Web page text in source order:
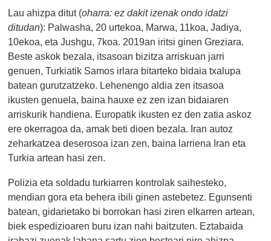
Lau ahizpa ditut (oharra: ez dakit izenak ondo idatzi
ditudan): Palwasha, 20 urtekoa, Marwa, 11koa, Jadiya,
10ekoa, eta Jushgu, 7koa. 2019an iritsi ginen Greziara.
Beste askok bezala, itsasoan bizitza arriskuan jarri
genuen, Turkiatik Samos irlara bitarteko bidaia txalupa
batean gurutzatzeko. Lehenengo aldia zen itsasoa
ikusten genuela, baina hauxe ez zen izan bidaiaren
arriskurik handiena. Europatik ikusten ez den zatia askoz
ere okerragoa da, amak beti dioen bezala. Iran autoz
zeharkatzea deserosoa izan zen, baina larriena Iran eta
Turkia artean hasi zen.
Polizia eta soldadu turkiarren kontrolak saihesteko,
mendian gora eta behera ibili ginen astebetez. Egunsenti
batean, gidarietako bi borrokan hasi ziren elkarren artean,
biek espedizioaren buru izan nahi baitzuten. Eztabaida